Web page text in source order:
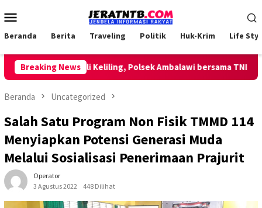
ke
Mobile
Beranda Berita Traveling Politik Huk-Krim Life
Breaking News
Patroli Keliling, Polsek Ambalawi bersama TNI dan
Beranda Uncategorized
Salah Satu Program Non Fisik TMMD 114
Menyiapkan Potensi Generasi Muda
Melalui Sosialisasi Penerimaan Prajurit
Operator
3 Agustus 2022
448 Dilihat